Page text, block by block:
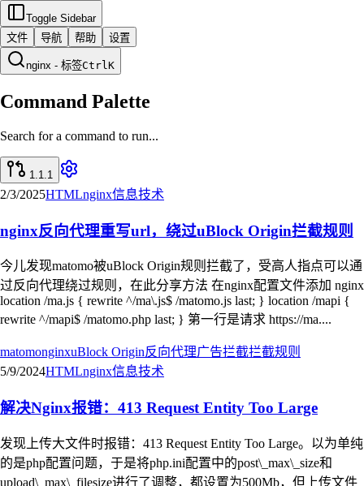
Toggle Sidebar
文件
导航 帮助 设置
nginx - 标签CtrlK
Command Palette
Search for a command to run...
1.1.1
2/3/2025HTMLnginx信息技术
nginx反向代理重写url，绕过uBlock Origin拦截规则
今儿发现matomo被uBlock Origin规则拦截了，受高人指点可以通
过反向代理绕过规则，在此分享方法 在nginx配置文件添加 nginx
location /ma.js { rewrite ^/ma\.js$ /matomo.js last; } location /mapi {
rewrite ^/mapi$ /matomo.php last; } 第一行是请求 https://ma....
matomonginxuBlock Origin反向代理广告拦截拦截规则
5/9/2024HTMLnginx信息技术
解决Nginx报错：413 Request Entity Too Large
发现上传大文件时报错：413 Request Entity Too Large。以为单纯
的是php配置问题，于是将php.ini配置中的post\_max\_size和
upload\_max\_filesize进行了调整，都设置为500Mb，但上传文件